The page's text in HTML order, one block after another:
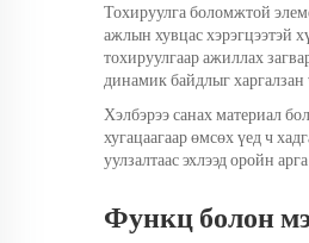
Тохируулга боломжтой
ажлын хувцас хэрэгцээтэй
тохируулгаар ажиллах
динамик байдлыг харгалзан
Хэлбэрээ санах материал
хугацаагаар өмсөх үед ч
уулзалтаас эхлээд оройн
Функц болон